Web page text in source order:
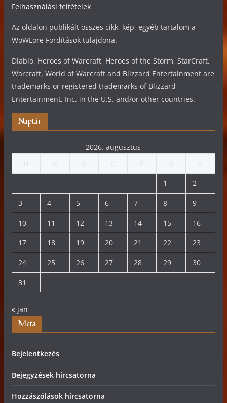
Felhasználási feltételek
Az oldalon publikált összes cikk, kép, egyéb tartalom a
WoWLore Fordítások tulajdona.
Diablo, Heroes of Warcraft, Heroes of the Storm, StarCraft,
Warcraft, World of Warcraft and Blizzard Entertainment are
trademarks or registered trademarks of Blizzard
Entertainment, Inc. in the U.S. and/or other countries.
Naptár
2026. augusztus
1 2
3 4 5 6 7 8 9
10 11 12 13 14 15 16
17 18 19 20 21 22 23
24 25 26 27 28 29 30
31
« jan
Meta
Bejelentkezés
Bejegyzések hírcsatorna
Hozzászólások hírcsatorna